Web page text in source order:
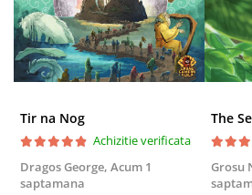
Puzzle
Puzzle 70 piese
Puzzle cu 100 piese
Puzzle XXL
Puzzle 2 in 1
Puzzle 1000 piese panorama
Tir na Nog
Achizitie verificata
Dragos George, Acum 1
saptamana
The
Grosu